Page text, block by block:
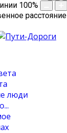
100%
расстояние
люди